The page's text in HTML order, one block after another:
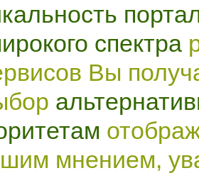
спектра
Вы
мнением,